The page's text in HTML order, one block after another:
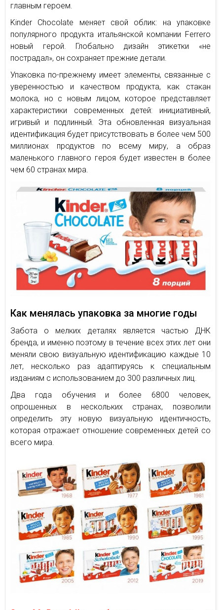
главным героем.
Kinder Chocolate меняет свой облик: на упаковке
популярного продукта итальянской компании Ferrero
новый герой. Глобально дизайн этикетки «не
пострадал», он сохраняет прежние детали.
Упаковка по-прежнему имеет элементы, связанные с
уверенностью и качеством продукта, как стакан
молока, но с новым лицом, которое представляет
характеристики современных детей: инициативный,
игривый и подлинный. Эта обновленная визуальная
идентификация будет присутствовать в более чем 500
миллионах продуктов по всему миру, а образ
маленького главного героя будет известен в более
чем 60 странах мира.
Как менялась упаковка за многие годы
Забота о мелких деталях является частью ДНК
бренда, и именно поэтому в течение всех этих лет они
меняли свою визуальную идентификацию каждые 10
лет, несколько раз адаптируясь к специальным
изданиям с использованием до 300 различных лиц.
Два года обучения и более 6800 человек,
опрошенных в нескольких странах, позволили
определить эту новую визуальную идентичность,
которая отражает отношение современных детей со
всего мира.